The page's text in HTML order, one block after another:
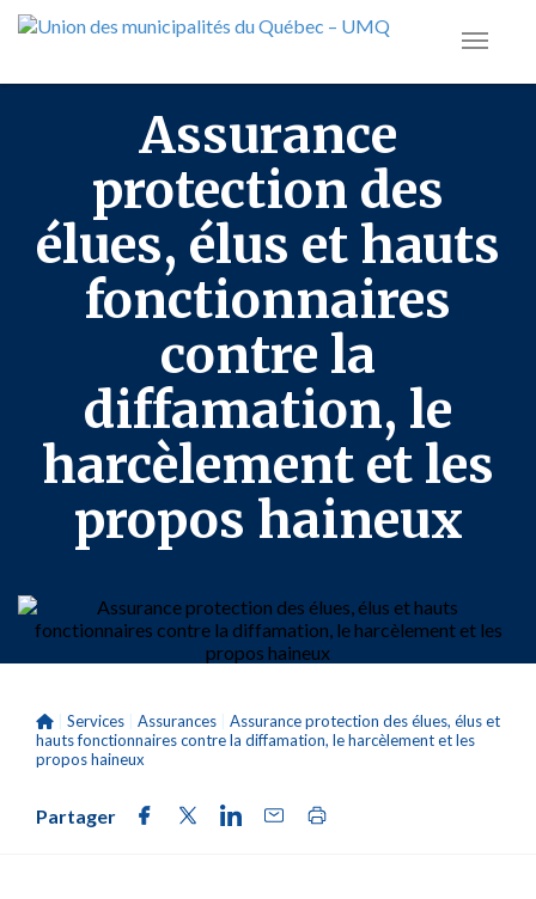
Assurance
protection des
élues, élus et hauts
fonctionnaires
contre la
diffamation, le
harcèlement et les
propos haineux
Services Assurances
Assurance protection des élues, élus et
hauts fonctionnaires contre la diffamation, le harcèlement et les
propos haineux
Partager